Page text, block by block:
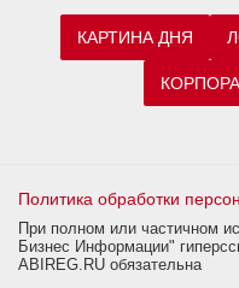
КАРТИНА ДНЯ
Политика обработки
При полном или частичном
Бизнес Информации"
ABIREG.RU обязательна